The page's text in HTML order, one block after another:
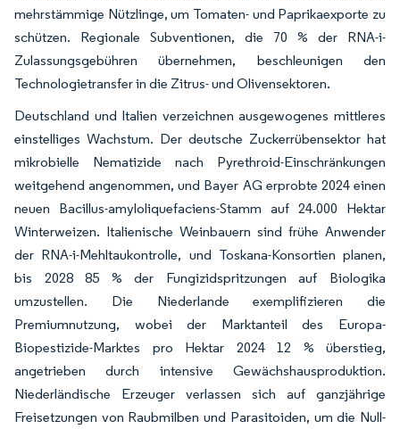
mehrstämmige Nützlinge, um Tomaten- und Paprikaexporte zu
schützen. Regionale Subventionen, die 70 % der RNA-i-
Zulassungsgebühren übernehmen, beschleunigen den
Technologietransfer in die Zitrus- und Olivensektoren.
Deutschland und Italien verzeichnen ausgewogenes mittleres
einstelliges Wachstum. Der deutsche Zuckerrübensektor hat
mikrobielle Nematizide nach Pyrethroid-Einschränkungen
weitgehend angenommen, und Bayer AG erprobte 2024 einen
neuen Bacillus-amyloliquefaciens-Stamm auf 24.000 Hektar
Winterweizen. Italienische Weinbauern sind frühe Anwender
der RNA-i-Mehltaukontrolle, und Toskana-Konsortien planen,
bis 2028 85 % der Fungizidspritzungen auf Biologika
umzustellen. Die Niederlande exemplifizieren die
Premiumnutzung, wobei der Marktanteil des Europa-
Biopestizide-Marktes pro Hektar 2024 12 % überstieg,
angetrieben durch intensive Gewächshausproduktion.
Niederländische Erzeuger verlassen sich auf ganzjährige
Freisetzungen von Raubmilben und Parasitoiden, um die Null-